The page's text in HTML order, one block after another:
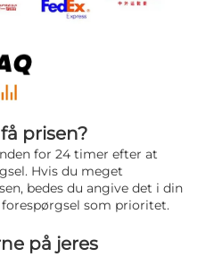
prisen?
for 24 timer efter at
Hvis du meget
bedes du angive det i din
som prioritet.
på jeres